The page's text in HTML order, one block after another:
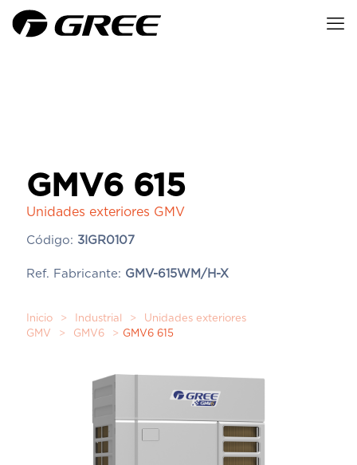
GMV6 615
Unidades exteriores GMV
Código: 3IGR0107
Ref. Fabricante: GMV-615WM/H-X
Inicio > Industrial >
Unidades exteriores
GMV
> GMV6 > GMV6 615